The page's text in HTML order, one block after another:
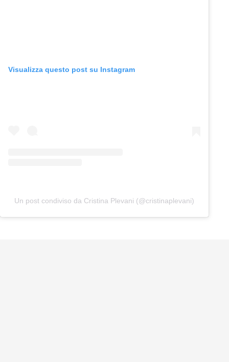
Visualizza questo post su Instagram
Un post condiviso da Cristina Plevani (@cristinaplevani)